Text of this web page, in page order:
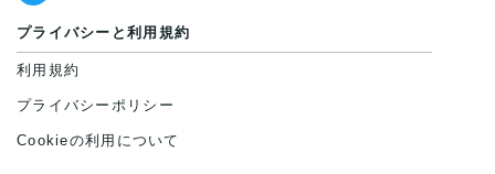
プライバシーと利用規約
利用規約
プライバシーポリシー
Cookieの利用について